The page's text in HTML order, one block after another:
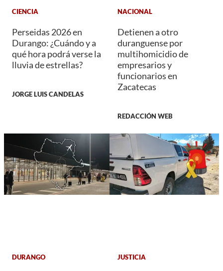
CIENCIA
Perseidas 2026 en
Durango: ¿Cuándo y a
qué hora podrá verse la
lluvia de estrellas?
JORGE LUIS CANDELAS
NACIONAL
Detienen a otro
duranguense por
multihomicidio de
empresarios y
funcionarios en
Zacatecas
REDACCIÓN WEB
DURANGO JUSTICIA